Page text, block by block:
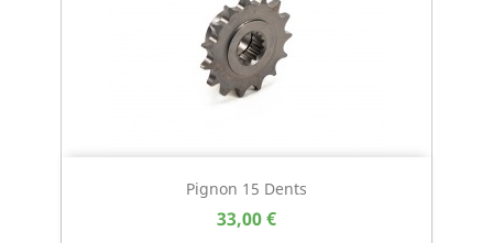
Pignon 15 Dents
33,00 €